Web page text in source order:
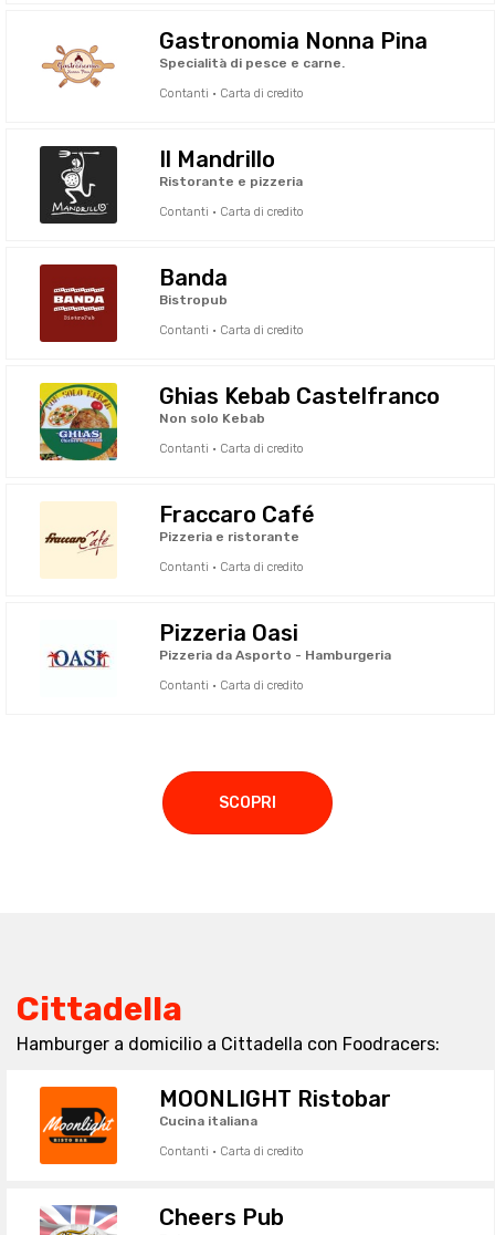
Gastronomia Nonna Pina
Specialità di pesce e carne.
Contanti · Carta di credito
Il Mandrillo
Ristorante e pizzeria
Contanti · Carta di credito
Banda
Bistropub
Contanti · Carta di credito
Ghias Kebab Castelfranco
Non solo Kebab
Contanti · Carta di credito
Fraccaro Café
Pizzeria e ristorante
Contanti · Carta di credito
Pizzeria Oasi
Pizzeria da Asporto - Hamburgeria
Contanti · Carta di credito
SCOPRI
Cittadella
Hamburger a domicilio a Cittadella con Foodracers:
MOONLIGHT Ristobar
Cucina italiana
Contanti · Carta di credito
Cheers Pub